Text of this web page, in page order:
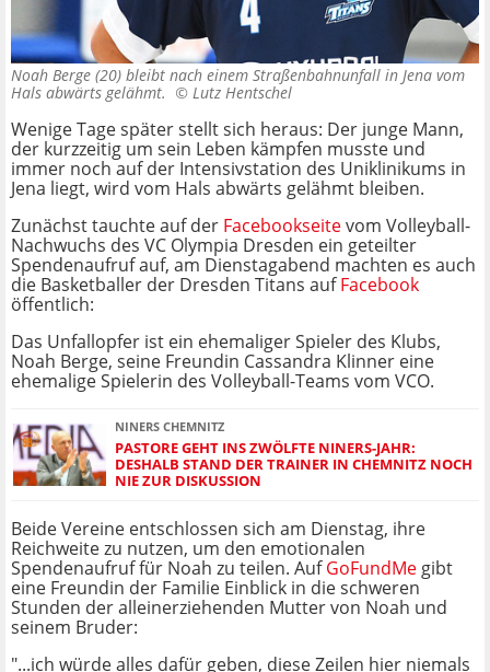
Noah Berge (20) bleibt nach einem Straßenbahnunfall in Jena vom
Hals abwärts gelähmt. © Lutz Hentschel
Wenige Tage später stellt sich heraus: Der junge Mann,
der kurzzeitig um sein Leben kämpfen musste und
immer noch auf der Intensivstation des Uniklinikums in
Jena liegt, wird vom Hals abwärts gelähmt bleiben.
Zunächst tauchte auf der Facebookseitevom Volleyball-
Nachwuchs des VC Olympia Dresden ein geteilter
Spendenaufruf auf, am Dienstagabend machten es auch
die Basketballer der Dresden Titans aufFacebook
öffentlich:
Das Unfallopfer ist ein ehemaliger Spieler des Klubs,
Noah Berge, seine Freundin Cassandra Klinner eine
ehemalige Spielerin des Volleyball-Teams vom VCO.
NINERS CHEMNITZ
PASTORE GEHT INS ZWÖLFTE NINERS-JAHR:
DESHALB STAND DER TRAINER IN CHEMNITZ NOCH
NIE ZUR DISKUSSION
Beide Vereine entschlossen sich am Dienstag, ihre
Reichweite zu nutzen, um den emotionalen
Spendenaufruf für Noah zu teilen. AufGoFundMe gibt
eine Freundin der Familie Einblick in die schweren
Stunden der alleinerziehenden Mutter von Noah und
seinem Bruder:
"...ich würde alles dafür geben, diese Zeilen hier niemals